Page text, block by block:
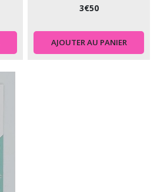
3€50
AJOUTER AU PANIER